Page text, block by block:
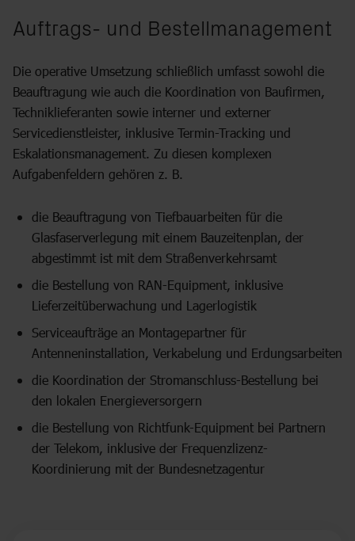
Auftrags- und Bestellmanagement
Die operative Umsetzung schließlich umfasst sowohl die
Beauftragung wie auch die Koordination von Baufirmen,
Techniklieferanten sowie interner und externer
Servicedienstleister, inklusive Termin-Tracking und
Eskalationsmanagement. Zu diesen komplexen
Aufgabenfeldern gehören z. B.
die Beauftragung von Tiefbauarbeiten für die
Glasfaserverlegung mit einem Bauzeitenplan, der
abgestimmt ist mit dem Straßenverkehrsamt
die Bestellung von RAN-Equipment, inklusive
Lieferzeitüberwachung und Lagerlogistik
Serviceaufträge an Montagepartner für
Antenneninstallation, Verkabelung und Erdungsarbeiten
die Koordination der Stromanschluss-Bestellung bei
den lokalen Energieversorgern
die Bestellung von Richtfunk-Equipment bei Partnern
der Telekom, inklusive der Frequenzlizenz-
Koordinierung mit der Bundesnetzagentur